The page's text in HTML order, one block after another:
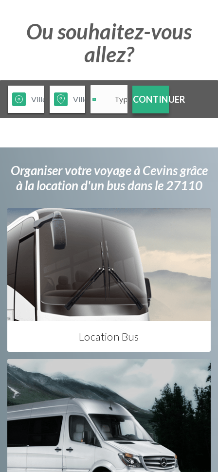
Ou souhaitez-vous
allez?
CONTINUER
Organiser votre voyage à Cevins grâce
à la location d'un bus dans le 27110
Location Bus